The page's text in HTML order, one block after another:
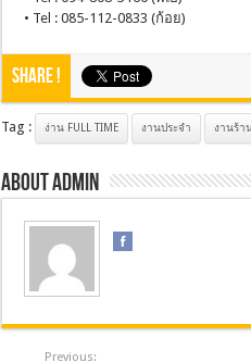
• Tel : 085-112-0833 (ก้อย)
Share !
Tag : ง่าน FULL TIME งานประจํา งานร้า
About admin
Previous: